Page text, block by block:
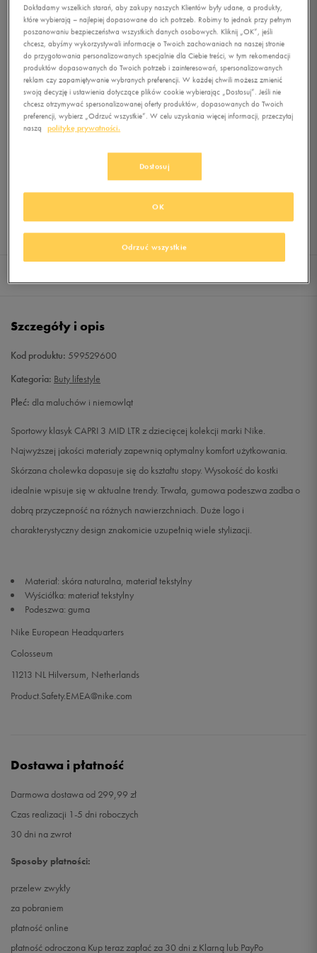
0.0
70złz Vat
+ 350 PKT WKLUBIE 50 STYLE
Produkt niedostępny
Jeśli artykuł będzie ponownie dostępny, otrzymasz od nas powiadomienie.
8C Powiadom o dostępności
10C Powiadom o dostępności
Sprawdź dostępność w salonach
Szczegóły i opis
Kod produktu: 599529600
Kategoria: Buty lifestyle
Płeć: dla maluchów i niemowląt
Sportowy klasyk CAPRI 3 MID LTR z dziecięcej kolekcji marki Nike.
Najwyższej jakości materiały zapewnią optymalny komfort użytkowania.
Skórzana cholewka dopasuje się do kształtu stopy. Wysokość do kostki
idealnie wpisuje się w aktualne trendy. Trwała, gumowa podeszwa zadba o
dobrą przyczepność na różnych nawierzchniach. Duże logo i
charakterystyczny design znakomicie uzupełnią wiele stylizacji.
Materiał: skóra naturalna, materiał tekstylny
Wyściółka: materiał tekstylny
Podeszwa: guma
Nike European Headquarters
Colosseum
11213 NL Hilversum, Netherlands
Product.Safety.EMEA@nike.com
Dostawa i płatność
Darmowa dostawa od 299,99 zł
Czas realizacji 1-5 dni roboczych
30 dni na zwrot
Sposoby płatności:
przelew zwykły
za pobraniem
płatność online
płatność odroczona Kup teraz zapłać za 30 dni z Klarną lub PayPo
Dokładamy wszelkich starań, aby zakupy naszych Klientów były udane, a produkty,
które wybierają – najlepiej dopasowane do ich potrzeb. Robimy to jednak przy pełnym
poszanowaniu bezpieczeństwa wszystkich danych osobowych. Kliknij „OK”, jeśli
chcesz, abyśmy wykorzystywali informacje o Twoich zachowaniach na naszej stronie
do przygotowania personalizowanych specjalnie dla Ciebie treści, w tym rekomendacji
produktów dopasowanych do Twoich potrzeb i zainteresowań, spersonalizowanych
reklam czy zapamiętywanie wybranych preferencji. W każdej chwili możesz zmienić
swoją decyzję i ustawienia dotyczące plików cookie wybierając „Dostosuj”. Jeśli nie
chcesz otrzymywać spersonalizowanej oferty produktów, dopasowanych do Twoich
preferencji, wybierz „Odrzuć wszystkie”. W celu uzyskania więcej informacji, przeczytaj
naszą
politykę prywatności.
Dostosuj
Odrzuć wszystkie
OK